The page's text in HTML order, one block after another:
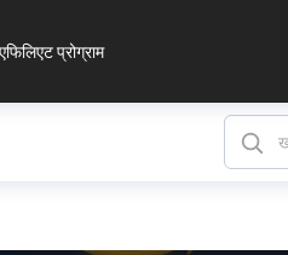
एफिलिएट प्रोग्राम